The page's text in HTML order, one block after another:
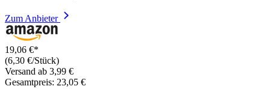
Zum Anbieter
19,06 €*
(6,30 €/Stück)
Versand ab 3,99 €
Gesamtpreis: 23,05 €